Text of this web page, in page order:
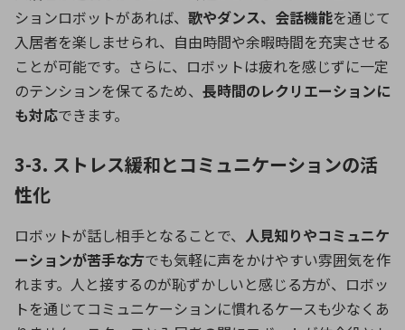
ションロボットがあれば、 歌やダンス、会話機能を通じて
入居者を楽しませられ、自由時間や余暇時間を充実させる
ことが可能です。さらに、ロボットは疲れを感じずに一定
のテンションを保てるため、 長時間のレクリエーションに
も対応できます。
3-3. ストレス緩和とコミュニケーションの活
性化
ロボットが話し相手となることで、 人見知りやコミュニケ
ーションが苦手な方でも気軽に声をかけやすい雰囲気を作
れます。人と接するのが恥ずかしいと感じる方が、ロボッ
トを通じてコミュニケーションに慣れるケースも少なくあ